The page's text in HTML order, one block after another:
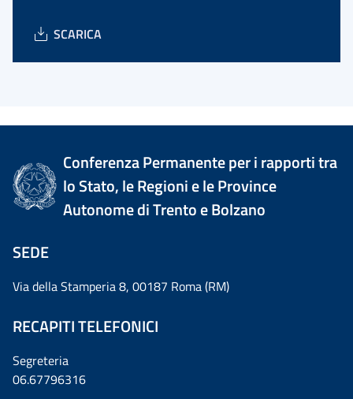
SCARICA
Conferenza Permanente per i rapporti tra
lo Stato, le Regioni e le Province
Autonome di Trento e Bolzano
SEDE
Via della Stamperia 8, 00187 Roma (RM)
RECAPITI TELEFONICI
Segreteria
06.67796316